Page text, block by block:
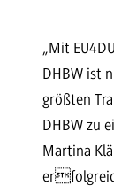
„Mit
DHBW ist
größten
DHBW zu
Martina